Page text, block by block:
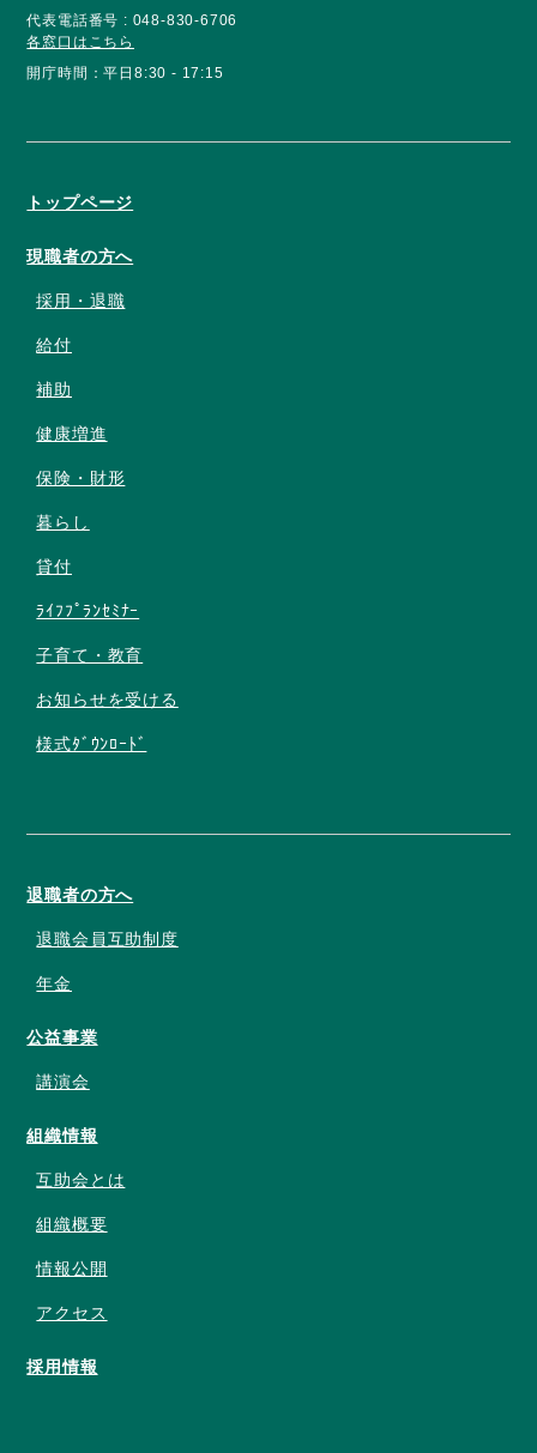
代表電話番号 : 048-830-6706
各窓口はこちら
開庁時間：平日8:30 - 17:15
トップページ
現職者の方へ
採用・退職
給付
補助
健康増進
保険・財形
暮らし
貸付
ﾗｲﾌﾌﾟﾗﾝｾﾐﾅｰ
子育て・教育
お知らせを受ける
様式ﾀﾞｳﾝﾛｰﾄﾞ
退職者の方へ
退職会員互助制度
年金
公益事業
講演会
組織情報
互助会とは
組織概要
情報公開
アクセス
採用情報